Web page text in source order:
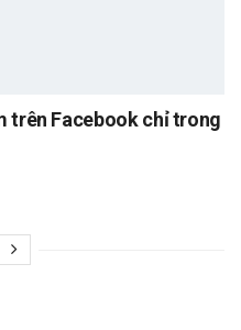
trên Facebook chỉ trong